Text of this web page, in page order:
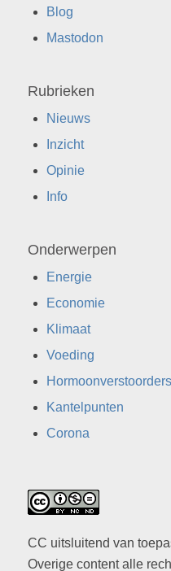
Blog
Mastodon
Rubrieken
Nieuws
Inzicht
Opinie
Info
Onderwerpen
Energie
Economie
Klimaat
Voeding
Hormoonverstoorders
Kantelpunten
Corona
CC uitsluitend van
Overige content alle